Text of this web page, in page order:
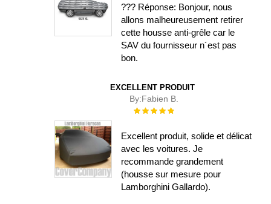
??? Réponse: Bonjour, nous
allons malheureusement retirer
cette housse anti-grêle car le
SAV du fournisseur n´est pas
bon.
EXCELLENT PRODUIT
By:Fabien B.
Évaluation :
Excellent produit, solide et délicat
avec les voitures. Je
recommande grandement
(housse sur mesure pour
Lamborghini Gallardo).